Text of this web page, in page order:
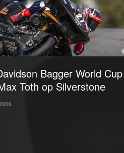
Bagger World Cup
Toth op Silverstone